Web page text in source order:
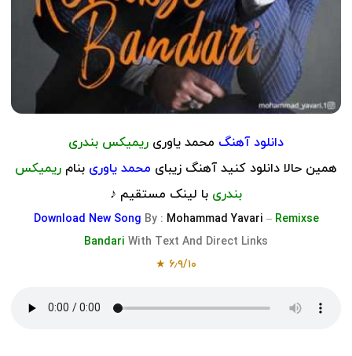
دانلود آهنگ محمد یاوری ریمیکس بندری
همین حالا دانلود کنید آهنگ زیبای محمد یاوری بنام ریمیکس
بندری با لینک مستقیم ♪
Download New Song By : Mohammad Yavari – Remixse
Bandari With Text And Direct Links
۶٫۹/۱۰ ★